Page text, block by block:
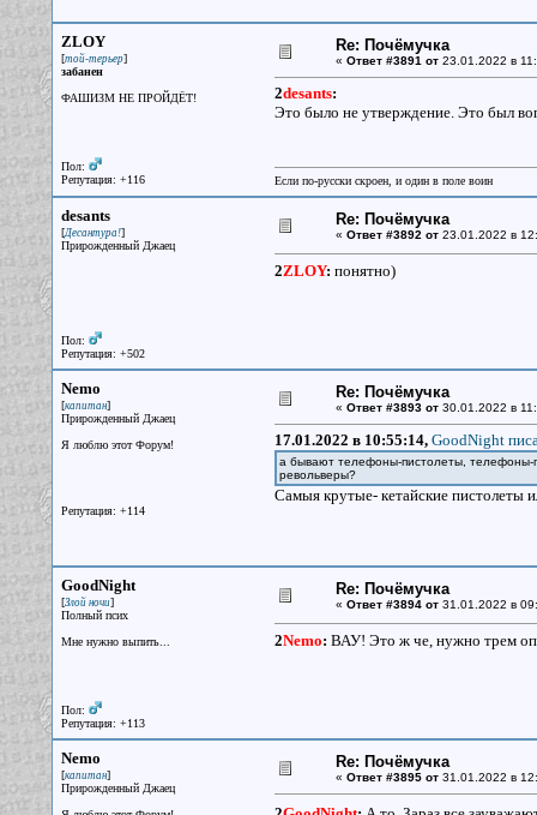
ZLOY
[той-терьер]
забанен
ФАШИЗМ НЕ ПРОЙДЁТ!
Пол:
Репутация: +116
Re: Почёмучка
« Ответ #3891 от23.01.2022 в
2desants:
Это было не утверждение. Это был
Если по-русски скроен, и один в поле воин
desants
[Десантура!]
Прирожденный Джаец
Пол:
Репутация: +502
Re: Почёмучка
« Ответ #3892 от23.01.2022 в
2ZLOY: понятно)
Nemo
[капитан]
Прирожденный Джаец
Я люблю этот Форум!
Репутация: +114
Re: Почёмучка
« Ответ #3893 от30.01.2022 в
17.01.2022 в 10:55:14, GoodNight
а бывают телефоны-пистолеты, телефоны-
револьверы?
Самыя крутые- кетайские пистолеты
GoodNight
[Злой ночи]
Полный псих
Мне нужно выпить...
Пол:
Репутация: +113
Re: Почёмучка
« Ответ #3894 от31.01.2022 в
2Nemo: ВАУ! Это ж че, нужно трем
Nemo
[капитан]
Прирожденный Джаец
Re: Почёмучка
« Ответ #3895 от31.01.2022 в